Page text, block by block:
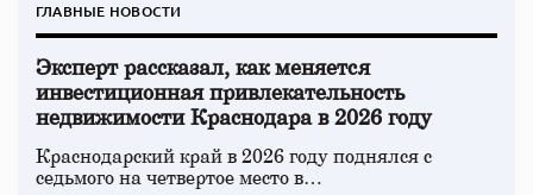
ГЛАВНЫЕ НОВОСТИ
Эксперт рассказал, как меняется
инвестиционная привлекательность
недвижимости Краснодара в 2026 году
Краснодарский край в 2026 году поднялся с
седьмого на четвертое место в…